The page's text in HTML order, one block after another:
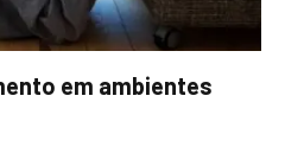
em ambientes